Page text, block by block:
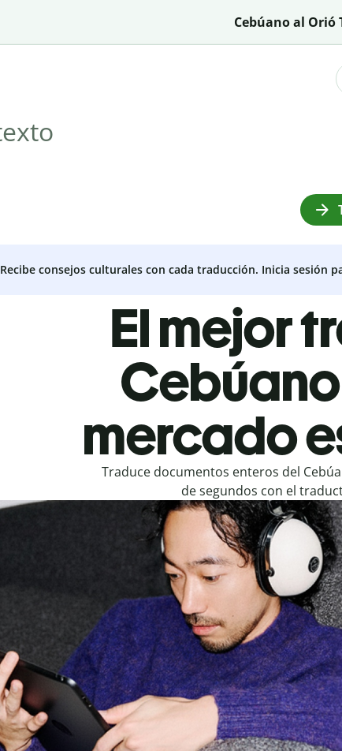
Cebúano al Orió
Recibe consejos culturales con cada traducción. Inicia sesión
El mejor
mercado
Traduce documentos enteros del
de segundos con el